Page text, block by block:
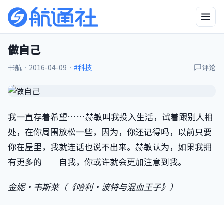
做自己
书航 · 2016-04-09 · #科技 评论
我一直存着希望……赫敏叫我投入生活，试着跟别人相
处，在你周围放松一些，因为，你还记得吗，以前只要
你在屋里，我就连话也说不出来。赫敏认为，如果我拥
有更多的——自我，你或许就会更加注意到我。
金妮·韦斯莱（《哈利·波特与混血王子》）